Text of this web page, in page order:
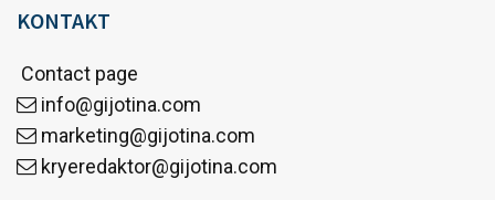
KONTAKT
Contact page
info@gijotina.com
marketing@gijotina.com
kryeredaktor@gijotina.com